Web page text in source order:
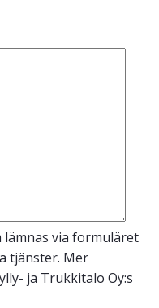
via formuläret
tjänster. Mer
ja Trukkitalo Oy:s